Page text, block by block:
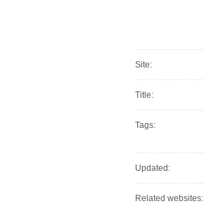
Site:
Title:
Tags:
Updated:
Related websites: